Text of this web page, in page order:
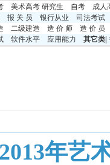
美术高考 研究生 自考
成人
报 关 员 银行从业
司法考试
二级建造 造 价 师
造 价 员
软件水平 应用能力 其它类
年艺